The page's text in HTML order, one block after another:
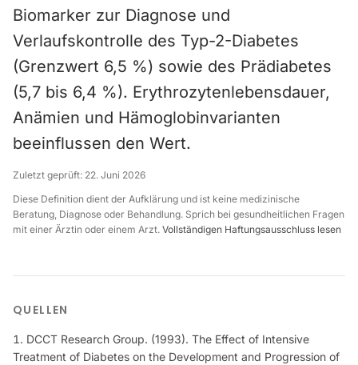
Biomarker zur Diagnose und
Verlaufskontrolle des Typ-2-Diabetes
(Grenzwert 6,5 %) sowie des Prädiabetes
(5,7 bis 6,4 %). Erythrozytenlebensdauer,
Anämien und Hämoglobinvarianten
beeinflussen den Wert.
Zuletzt geprüft: 22. Juni 2026
Diese Definition dient der Aufklärung und ist keine medizinische
Beratung, Diagnose oder Behandlung. Sprich bei gesundheitlichen Fragen
mit einer Ärztin oder einem Arzt. Vollständigen Haftungsausschluss lesen
QUELLEN
DCCT Research Group. (1993). The Effect of Intensive
Treatment of Diabetes on the Development and Progression of